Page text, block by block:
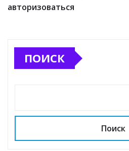
авторизоваться
ПОИСК
Поиск